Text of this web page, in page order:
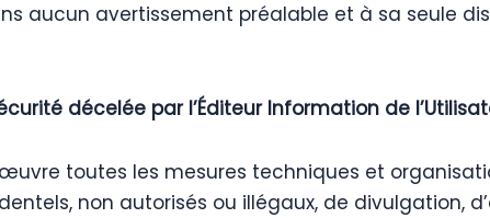
aucun avertissement préalable et à sa seule
décelée par l’Éditeur Information de
toutes les mesures techniques et
non autorisés ou illégaux, de divulgation,